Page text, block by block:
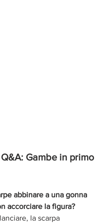
Gambe in primo
abbinare a una gonna
accorciare la figura?
la scarpa